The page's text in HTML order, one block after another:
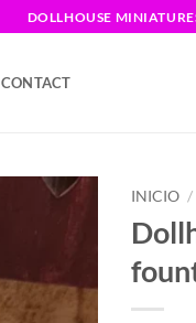
DOLLHOUSE
CONTACT
INICIO /